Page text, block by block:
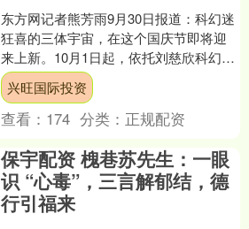
东方网记者熊芳雨9月30日报道：科幻迷
狂喜的三体宇宙，在这个国庆节即将迎
来上新。10月1日起，依托刘慈欣科幻巨
作《三体》打造的“三体・四维空间 科幻
体验中心”正....
兴旺国际投资
查看： 174 分类： 正规配资
保宇配资 槐巷苏先生：一眼
识 “心毒”，三言解郁结，德
行引福来